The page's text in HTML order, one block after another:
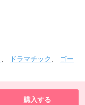
、 ドラマチック 、
ゴー
購入する